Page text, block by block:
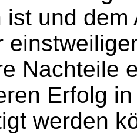
ist und
Nachteile
Erfolg
werden